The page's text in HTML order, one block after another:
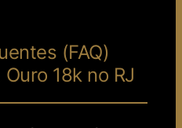
(FAQ)
18k no RJ